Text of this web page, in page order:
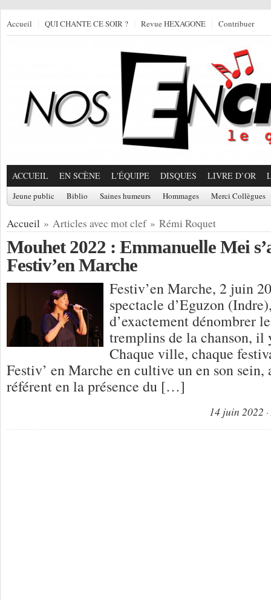
Accueil QUI CHANTE CE SOIR ? Revue HEXAGONE Contribuer
ACCUEIL EN SCÈNE L'ÉQUIPE DISQUES LIVRE D’OR
Jeune public Biblio Saines humeurs Hommages Merci Collègues
Accueil » Articles avec mot clef » Rémi Roquet
Mouhet 2022 : Emmanuelle Mei
Festiv’en Marche
Festiv’en Marche, 2 juin
spectacle d’Eguzon
d’exactement dénombrer
tremplins de la chanson, il
Chaque ville, chaque
Festiv’ en Marche en cultive un en son
référent en la présence du […]
14 juin 2022